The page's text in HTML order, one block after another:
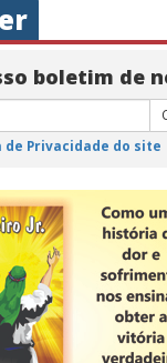
boletim de
Privacidade do site